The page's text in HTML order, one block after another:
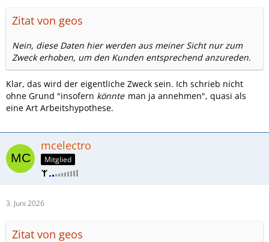
Zitat von geos
Nein, diese Daten hier werden aus meiner Sicht nur zum
Zweck erhoben, um den Kunden entsprechend anzureden.
Klar, das wird der eigentliche Zweck sein. Ich schrieb nicht
ohne Grund "insofern könnte man ja annehmen", quasi als
eine Art Arbeitshypothese.
mcelectro
Mitglied
3. Juni 2026
Zitat von geos